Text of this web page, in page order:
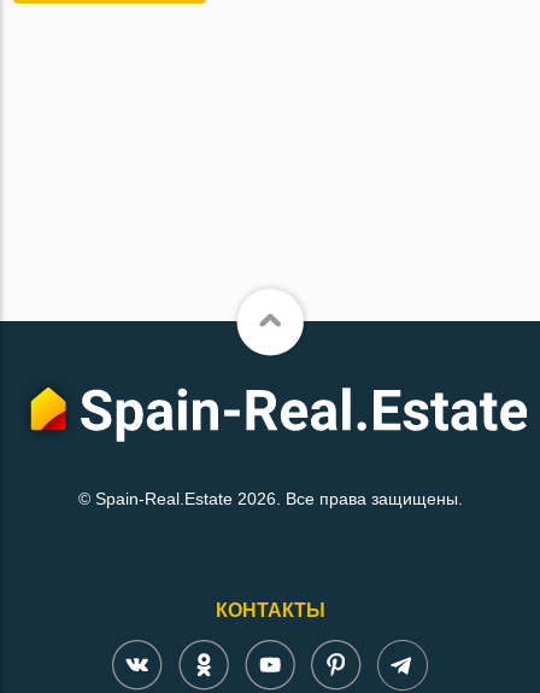
© Spain-Real.Estate 2026. Все права защищены.
КОНТАКТЫ